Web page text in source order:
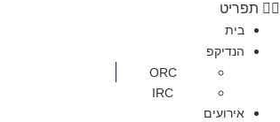
תפריט
בית
הנדיקפ
ORC
IRC
אירועים